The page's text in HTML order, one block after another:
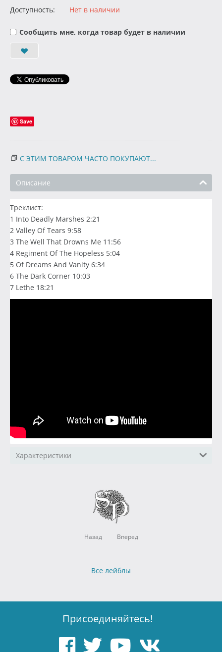
Доступность:
Нет в наличии
Сообщить мне, когда товар будет в наличии
Save
С ЭТИМ ТОВАРОМ ЧАСТО ПОКУПАЮТ...
Описание
Треклист:
1 Into Deadly Marshes 2:21
2 Valley Of Tears 9:58
3 The Well That Drowns Me 11:56
4 Regiment Of The Hopeless 5:04
5 Of Dreams And Vanity 6:34
6 The Dark Corner 10:03
7 Lethe 18:21
Характеристики
Назад Вперед
Все лейблы
Присоединяйтесь!